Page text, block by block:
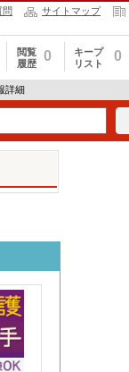
問 サイトマップ
閲覧
履歴
0
キープ
リスト
0
詳細